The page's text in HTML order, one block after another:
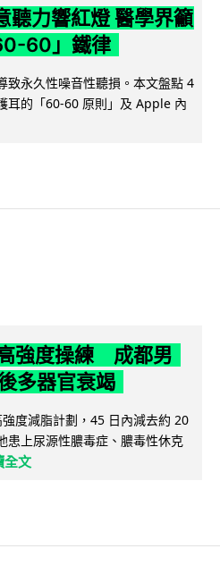
聽力響紅燈 醫學界籲
60」鐵律
致永久性噪音性聽損。本文盤點 4
耳的「60-60 原則」及 Apple 內
強度操練 成都男
多器官衰竭
度減脂計劃，45 日內減去約 20
患上尿源性膿毒症、膿毒性休克
全文